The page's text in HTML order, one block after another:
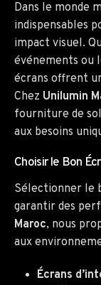
Dans le monde
indispensables
impact visuel.
événements ou
écrans offrent
Chez Unilumin
fourniture de
aux besoins
Choisir le Bon
Sélectionner le
garantir des
Maroc, nous
aux
Écrans